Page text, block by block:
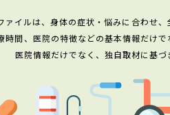
ァイルは、身体の症状・悩みに合わせ
間、医院の特徴などの基本情報だけ
医院情報だけでなく、独自取材に基